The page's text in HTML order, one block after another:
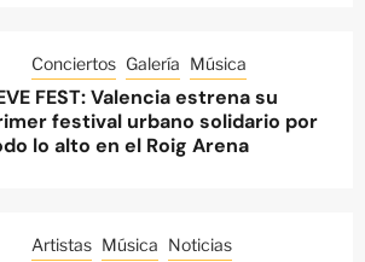
Conciertos Galería Música
FEST: Valencia estrena su
festival urbano solidario por
lo alto en el Roig Arena
Artistas Música Noticias